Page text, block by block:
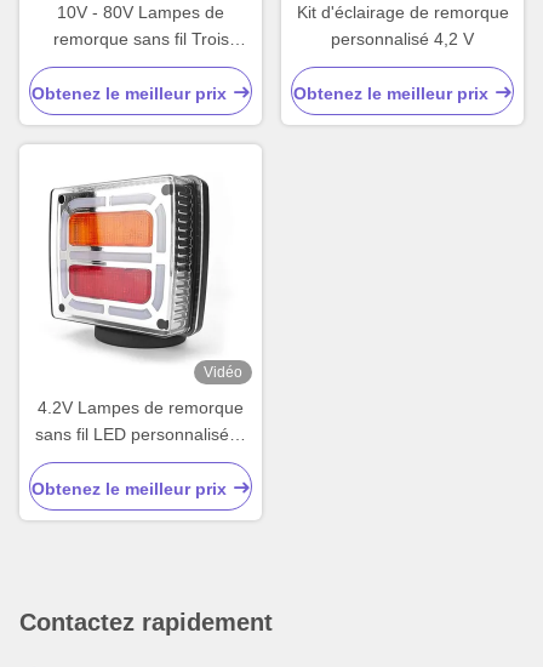
10V - 80V Lampes de
remorque sans fil Trois
couleurs LED Lampes
arrière de remorque
Obtenez le meilleur prix
Kit d'éclairage de remorque
personnalisé 4,2 V
Obtenez le meilleur prix
Vidéo
4.2V Lampes de remorque
sans fil LED personnalisées
Kit de lumière de remorque
E9 Emark CE RoHS
Obtenez le meilleur prix
Contactez rapidement